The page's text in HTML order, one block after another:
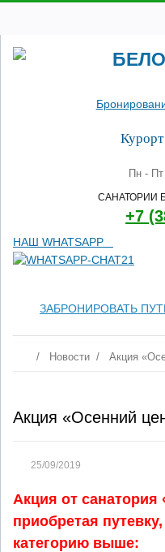
Пн -
САНАТОРИИ
+7
НАШ WHATSAPP
ЗАБРОНИРОВАТЬ
/ Новости / Акция
Акция «Осенний
25/09/2019
Акция от санатория
приобретая
категорию выше: